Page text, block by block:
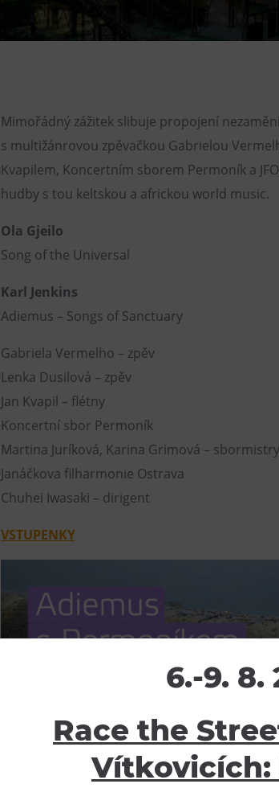
Catering
Mimořádný zážitek slibuje propojení
s multižánrovou zpěvačkou Gabrielou
Kvapilem, Koncertním sborem Permoník a
hudby s tou keltskou a africkou world music.
Ola Gjeilo
Song of the Universal
Karl Jenkins
Adiemus – Songs of Sanctuary
Gabriela Vermelho – zpěv
Lenka Dusilová – zpěv
Jan Kvapil – flétny
Koncertní sbor Permoník
Martina Juríková, Karina Grimová –
Janáčkova filharmonie Ostrava
Chuhei Iwasaki – dirigent
VSTUPENKY
6.-9. 8.
Race the
Vítkovicích: